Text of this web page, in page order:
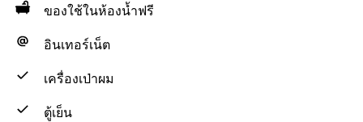
ของใช้ในห้องน้ำฟรี
อินเทอร์เน็ต
เครื่องเป่าผม
ตู้เย็น